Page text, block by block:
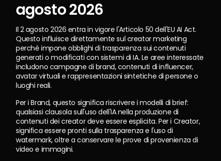
agosto 2026
Il 2 agosto 2026 entra in vigore l'Articolo 50 dell'EU AI Act.
Questo influisce direttamente sul creator marketing
perché impone obblighi di trasparenza sui contenuti
generati o modificati con sistemi di IA. Le aree interessate
includono campagne di brand, contenuti di influencer,
avatar virtuali e rappresentazioni sintetiche di persone o
luoghi reali.
Per i Brand, questo significa riscrivere i modelli di brief:
qualsiasi clausola sull'uso dell'IA nella produzione di
contenuti dei creator deve essere esplicita. Per i Creator,
significa essere pronti sulla trasparenza e l'uso di
watermark, oltre a conservare le prove di provenienza di
video e immagini.